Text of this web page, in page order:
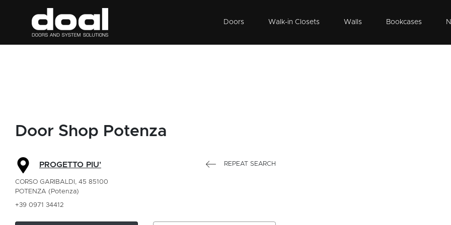
Doors Walk-in Closets Walls Bookcases
Door Shop Potenza
PROGETTO PIU' REPEAT SEARCH
CORSO GARIBALDI, 45 85100
POTENZA (Potenza)
+39 0971 34412